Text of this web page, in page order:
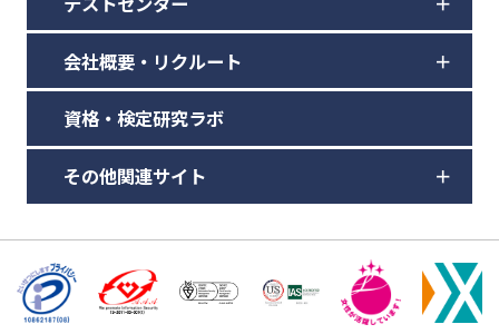
会社概要・リクルート
資格・検定研究ラボ
その他関連サイト